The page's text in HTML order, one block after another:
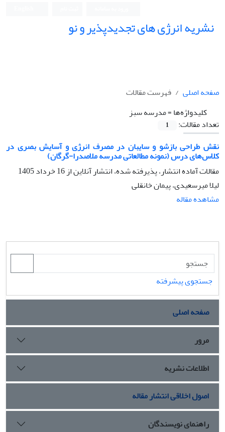
نشریه انرژی های تجدیدپذیر و نو
صفحه اصلی
فهرست مقالات
کلیدواژه‌ها =مدرسه سبز
تعداد مقالات:
1
نقش طراحی بازشو و سایبان در مصرف انرژی و آسایش بصری در
کلاس‌های درس (نمونه مطالعاتی مدرسه ملاصدرا-گرگان)
مقالات آماده انتشار، پذیرفته شده، انتشار آنلاین از16 خرداد 1405
لیلا میرسعیدی، پیمان خانقلی
مشاهده مقاله
جستجوی پیشرفته
صفحه اصلی
مرور
اطلاعات نشریه
اصول اخلاقی انتشار مقاله
راهنمای نویسندگان